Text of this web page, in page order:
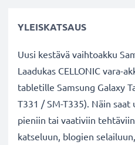
YLEISKATSAUS
Uusi kestävä vaihtoakku
Laadukas CELLONIC vara-
tabletille Samsung Galaxy
T331 / SM-T335). Näin
pieniin tai vaativiin
katseluun, blogien